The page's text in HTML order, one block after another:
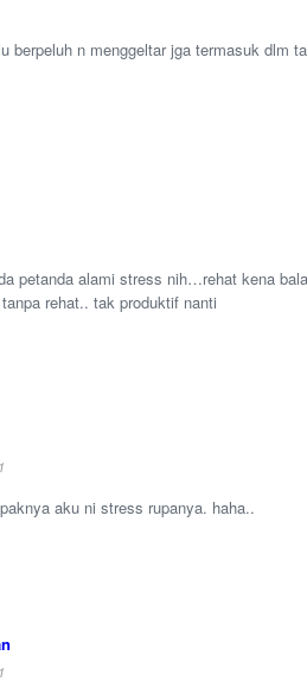
berpeluh n menggeltar jga termasuk dlm
petanda alami stress nih…rehat kena
rehat.. tak produktif nanti
aku ni stress rupanya. haha..